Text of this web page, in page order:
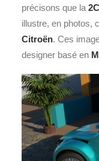
précisons que la
illustre, en photos,
Citroën. Ces
designer basé en